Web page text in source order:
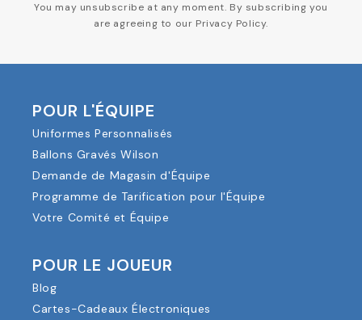
You may unsubscribe at any moment. By subscribing you
are agreeing to our Privacy Policy.
POUR L'ÉQUIPE
Uniformes Personnalisés
Ballons Gravés Wilson
Demande de Magasin d'Équipe
Programme de Tarification pour l'Équipe
Votre Comité et Équipe
POUR LE JOUEUR
Blog
Cartes-Cadeaux Électroniques